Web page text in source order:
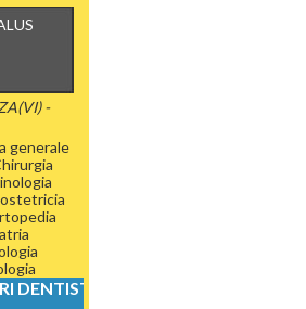
-
generale
DENTISTICI